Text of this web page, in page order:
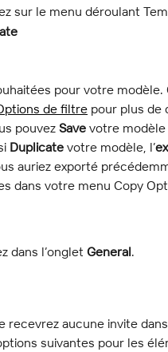
sur le menu déroulant
pour votre
de filtre pour plus de
pouvez Save votre
Duplicate votre modèle, l’
auriez exporté
dans votre menu Copy
dans l’onglet General.
recevrez aucune invite
suivantes pour les